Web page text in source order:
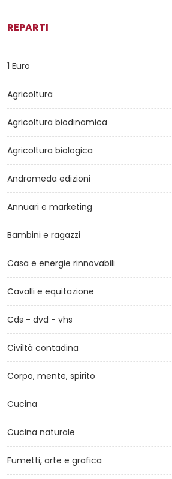
REPARTI
1 Euro
Agricoltura
Agricoltura biodinamica
Agricoltura biologica
Andromeda edizioni
Annuari e marketing
Bambini e ragazzi
Casa e energie rinnovabili
Cavalli e equitazione
Cds - dvd - vhs
Civiltà contadina
Corpo, mente, spirito
Cucina
Cucina naturale
Fumetti, arte e grafica